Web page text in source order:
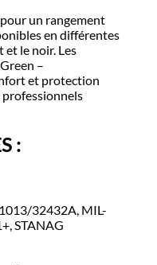
un rangement
en différentes
et le noir. Les
–
et protection
professionnels
:
32432A, MIL-
STANAG